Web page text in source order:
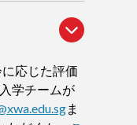
応じた評価
学チームが
ま